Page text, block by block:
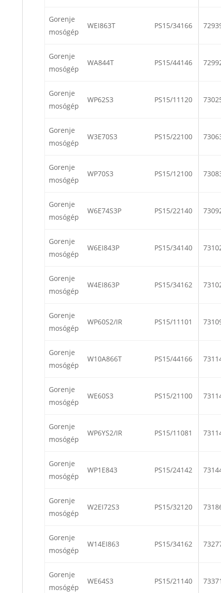
Gorenje
mosógép
WEI863T PS15/34166
Gorenje
mosógép
WA844T PS15/44146
Gorenje
mosógép
WP62S3 PS15/11120
Gorenje
mosógép
W3E70S3 PS15/22100
Gorenje
mosógép
WP70S3 PS15/12100
Gorenje
mosógép
W6E74S3P PS15/22140
Gorenje
mosógép
W6EI843P PS15/34140
Gorenje
mosógép
W4EI863P PS15/34162
Gorenje
mosógép
WP60S2/IR PS15/11101
Gorenje
mosógép
W10A866T PS15/44166
Gorenje
mosógép
WE60S3 PS15/21100
Gorenje
mosógép
WP6YS2/IR PS15/11081
Gorenje
mosógép
WP1E843 PS15/24142
Gorenje
mosógép
W2EI72S3 PS15/32120
Gorenje
mosógép
W14EI863 PS15/34162
Gorenje
mosógép
WE64S3 PS15/21140